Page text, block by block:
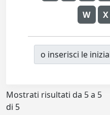
W X
o inserisci le
Mostrati risultati da 5 a 5
di 5